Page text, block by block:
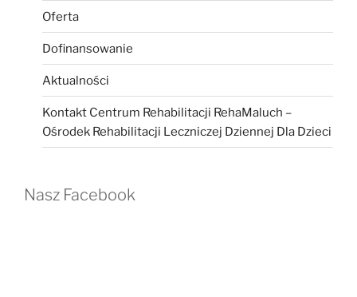
Oferta
Dofinansowanie
Aktualności
Kontakt Centrum Rehabilitacji RehaMaluch –
Ośrodek Rehabilitacji Leczniczej Dziennej Dla Dzieci
Nasz Facebook